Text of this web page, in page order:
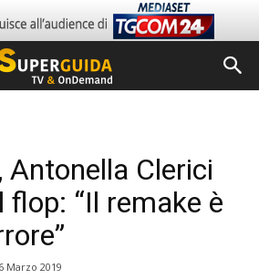
Antonella Clerici
“Il remake è
Marzo 2019